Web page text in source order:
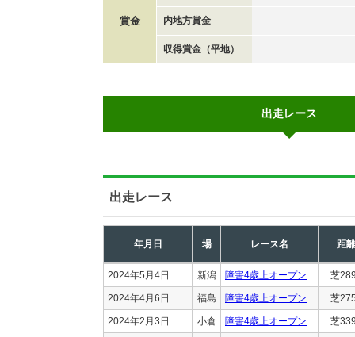
賞金 内地方賞金
収得賞金（平地）
出走レース
出走レース
年月日 場 レース名 距離
2024年5月4日 新潟 障害4歳上オープン 芝
2024年4月6日 福島 障害4歳上オープン 芝
2024年2月3日 小倉 障害4歳上オープン 芝